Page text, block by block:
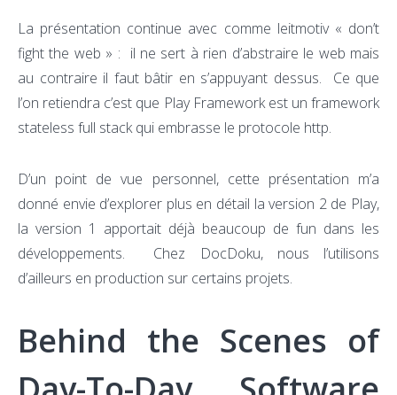
La présentation continue avec comme leitmotiv « don’t
fight the web » : il ne sert à rien d’abstraire le web mais
au contraire il faut bâtir en s’appuyant dessus. Ce que
l’on retiendra c’est que Play Framework est un framework
stateless full stack qui embrasse le protocole http.
D’un point de vue personnel, cette présentation m’a
donné envie d’explorer plus en détail la version 2 de Play,
la version 1 apportait déjà beaucoup de fun dans les
développements. Chez DocDoku, nous l’utilisons
d’ailleurs en production sur certains projets.
Behind the Scenes of